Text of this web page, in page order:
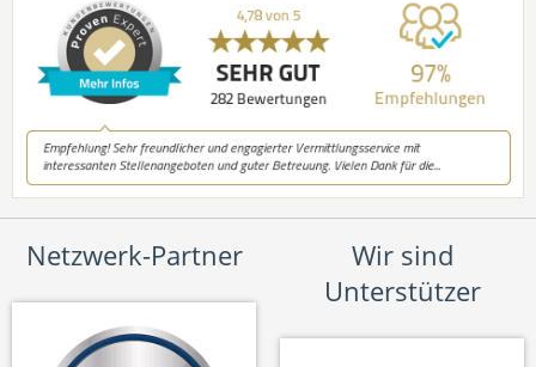
Netzwerk-Partner
Wir sind
Unterstützer